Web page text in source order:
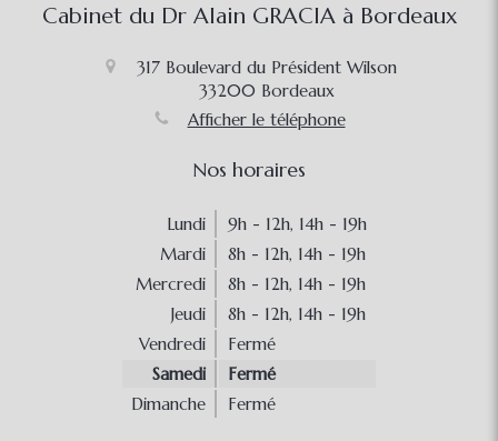
Cabinet du Dr Alain GRACIA à Bordeaux
317 Boulevard du Président Wilson
33200 Bordeaux
Afficher le téléphone
Nos horaires
Lundi 9h - 12h, 14h - 19h
Mardi
8h - 12h, 14h - 19h
Mercredi
8h - 12h, 14h - 19h
Jeudi
8h - 12h, 14h - 19h
Vendredi
Fermé
Samedi
Fermé
Dimanche
Fermé